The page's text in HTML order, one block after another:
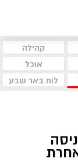
קהילה
אוכל
לוח באר שבע